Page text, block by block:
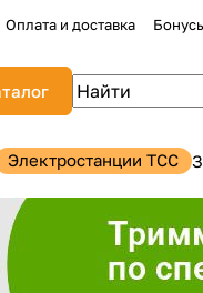
Оплата и доставка
Электростанции TCC